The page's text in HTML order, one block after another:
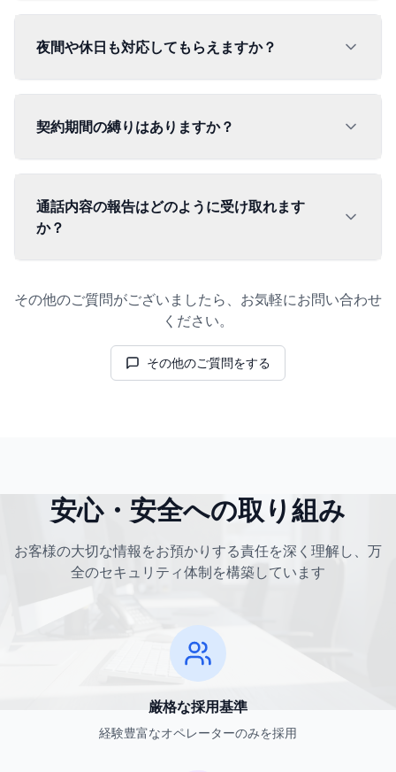
夜間や休日も対応してもらえますか？
契約期間の縛りはありますか？
通話内容の報告はどのように受け取れます
か？
その他のご質問がございましたら、お気軽にお問い合わせ
ください。
その他のご質問をする
安心・安全への取り組み
お客様の大切な情報をお預かりする責任を深く理解し、万
全のセキュリティ体制を構築しています
厳格な採用基準
経験豊富なオペレーターのみを採用